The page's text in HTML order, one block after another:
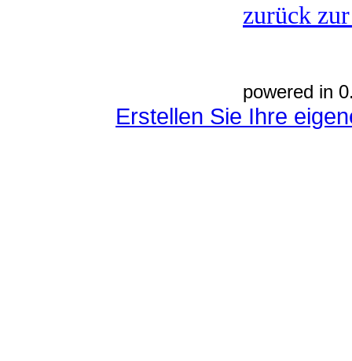
zurück
powered in
Erstellen Sie Ihre